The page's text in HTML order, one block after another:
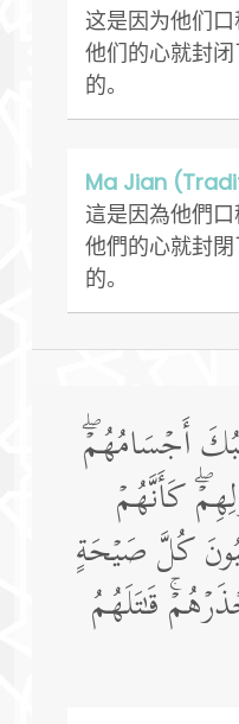
这是因为他们口
他们的心就封
的。
Ma Jian
這是因為他們口
他們的心就封
的。
أَجۡسَامُهُمۡۖ
كَأَنَّهُمۡ
كُلَّ صَیۡحَةٍ
قَـٰتَلَهُمُ